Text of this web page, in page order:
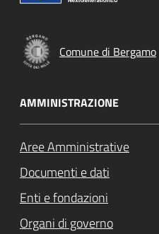
Comune di Bergamo
AMMINISTRAZIONE
Aree Amministrative
Documenti e dati
Enti e fondazioni
Organi di governo